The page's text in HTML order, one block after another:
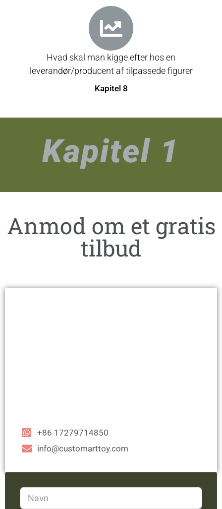
Hvad skal man kigge efter hos en
leverandør/producent af tilpassede figurer
Kapitel 8
Kapitel 1
Anmod om et gratis
tilbud
+86 17279714850
info@customarttoy.com